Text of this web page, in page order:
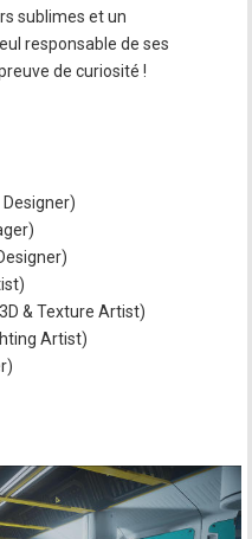
sublimes et un
responsable de ses
de curiosité !
& Texture Artist)
Artist)